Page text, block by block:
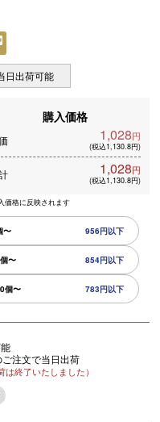
日出荷可能
購入価格
1,028円
(税込1,130.8円)
1,028円
(税込1,130.8円)
価格に反映されます
〜 956円以下
〜 854円以下
個〜 783円以下
注文で当日出荷
は終了いたしました）